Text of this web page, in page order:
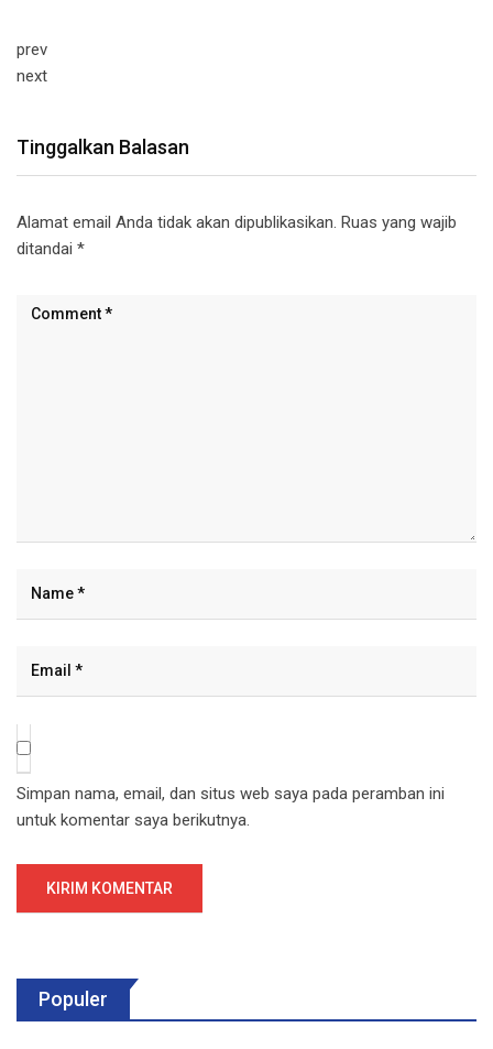
prev
next
Tinggalkan Balasan
Alamat email Anda tidak akan dipublikasikan. Ruas yang wajib
ditandai *
Simpan nama, email, dan situs web saya pada peramban ini
untuk komentar saya berikutnya.
Populer